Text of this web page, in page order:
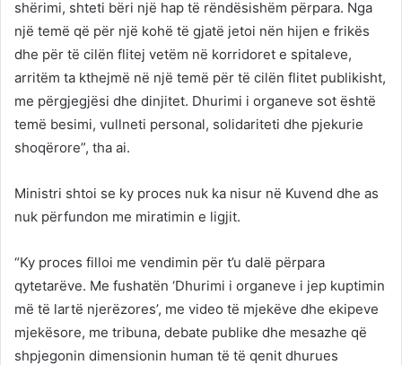
shërimi, shteti bëri një hap të rëndësishëm përpara. Nga
një temë që për një kohë të gjatë jetoi nën hijen e frikës
dhe për të cilën flitej vetëm në korridoret e spitaleve,
arritëm ta kthejmë në një temë për të cilën flitet publikisht,
me përgjegjësi dhe dinjitet. Dhurimi i organeve sot është
temë besimi, vullneti personal, solidariteti dhe pjekurie
shoqërore”, tha ai.
Ministri shtoi se ky proces nuk ka nisur në Kuvend dhe as
nuk përfundon me miratimin e ligjit.
“Ky proces filloi me vendimin për t’u dalë përpara
qytetarëve. Me fushatën ‘Dhurimi i organeve i jep kuptimin
më të lartë njerëzores’, me video të mjekëve dhe ekipeve
mjekësore, me tribuna, debate publike dhe mesazhe që
shpjegonin dimensionin human të të qenit dhurues